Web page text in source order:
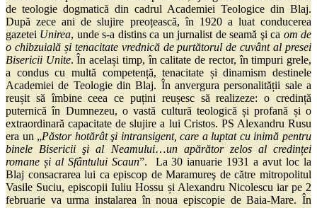
de teologie dogmatică din cadrul Academiei Teologice din Blaj.
După zece ani de slujire preoțească, în 1920 a luat conducerea
gazetei Unirea, unde s-a distins ca un jurnalist de seamă şi ca om de
o chibzuială și tenacitate vrednică de purtătorul de cuvânt al presei
Bisericii Unite. În același timp, în calitate de rector, în timpuri grele,
a condus cu multă competență, tenacitate și dinamism destinele
Academiei de Teologie din Blaj. În anvergura personalității sale a
reușit să îmbine ceea ce puțini reușesc să realizeze: o credință
puternică în Dumnezeu, o vastă cultură teologică și profană și o
extraordinară capacitate de slujire a lui Cristos. PS Alexandru Rusu
era un „Păstor hotărât şi intransigent, care a luptat cu inimă pentru
binele Bisericii şi al Neamului…un apărător zelos al credinței
romane și al Sfântului Scaun”. La 30 ianuarie 1931 a avut loc la
Blaj consacrarea lui ca episcop de Maramureş de către mitropolitul
Vasile Suciu, episcopii Iuliu Hossu și Alexandru Nicolescu iar pe 2
februarie va urma instalarea în noua episcopie de Baia-Mare. În